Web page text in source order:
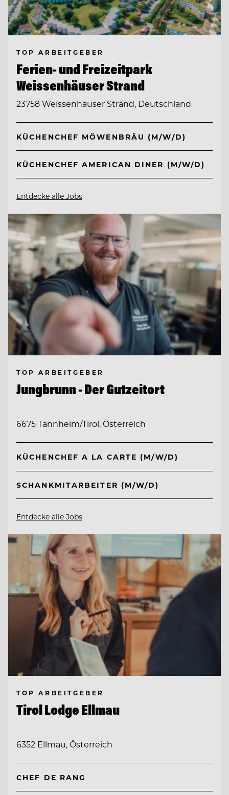
TOP ARBEITGEBER
Ferien- und Freizeitpark
Weissenhäuser Strand
23758 Weissenhäuser Strand, Deutschland
KÜCHENCHEF MÖWENBRÄU (M/W/D)
KÜCHENCHEF AMERICAN DINER (M/W/D)
Entdecke alle Jobs
TOP ARBEITGEBER
Jungbrunn - Der Gutzeitort
6675 Tannheim/Tirol, Österreich
KÜCHENCHEF A LA CARTE (M/W/D)
SCHANKMITARBEITER (M/W/D)
Entdecke alle Jobs
TOP ARBEITGEBER
Tirol Lodge Ellmau
6352 Ellmau, Österreich
CHEF DE RANG